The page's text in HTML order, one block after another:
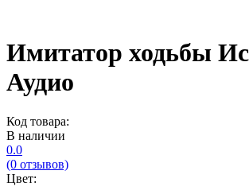
Имитатор ходьбы
Аудио
Код товара:
В наличии
0.0
(0 отзывов)
Цвет: